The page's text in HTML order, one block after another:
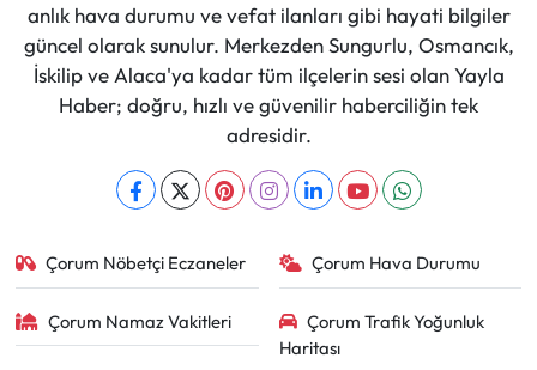
anlık hava durumu ve vefat ilanları gibi hayati bilgiler
güncel olarak sunulur. Merkezden Sungurlu, Osmancık,
İskilip ve Alaca'ya kadar tüm ilçelerin sesi olan Yayla
Haber; doğru, hızlı ve güvenilir haberciliğin tek
adresidir.
Çorum Nöbetçi Eczaneler Çorum Hava Durumu
Çorum Namaz Vakitleri
Çorum Trafik Yoğunluk
Haritası